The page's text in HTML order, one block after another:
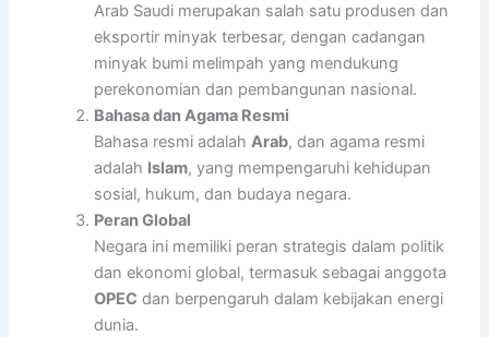
Arab Saudi merupakan salah satu produsen dan
eksportir minyak terbesar, dengan cadangan
minyak bumi melimpah yang mendukung
perekonomian dan pembangunan nasional.
Bahasa dan Agama Resmi
Bahasa resmi adalahArab, dan agama resmi
adalah Islam, yang mempengaruhi kehidupan
sosial, hukum, dan budaya negara.
Peran Global
Negara ini memiliki peran strategis dalam politik
dan ekonomi global, termasuk sebagai anggota
OPEC dan berpengaruh dalam kebijakan energi
dunia.